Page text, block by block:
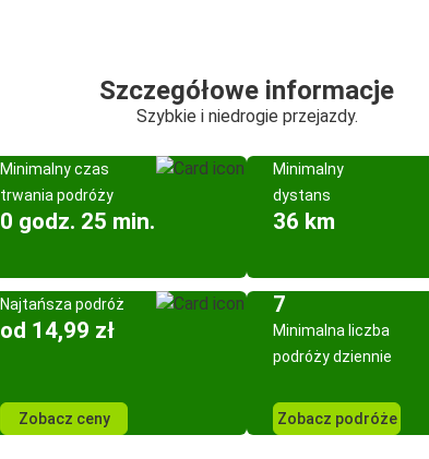
Szczegółowe informacje
Szybkie i niedrogie przejazdy.
Minimalny czas
trwania podróży
0 godz. 25 min.
Minimalny
dystans
36 km
Najtańsza podróż
od 14,99 zł
Zobacz ceny
7
Minimalna liczba
podróży dziennie
Zobacz podróże